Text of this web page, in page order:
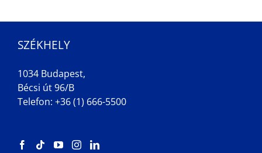
SZÉKHELY
1034 Budapest,
Bécsi út 96/B
Telefon: +36 (1) 666-5500